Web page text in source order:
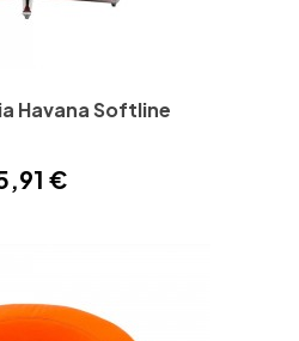
Havana Softline
€